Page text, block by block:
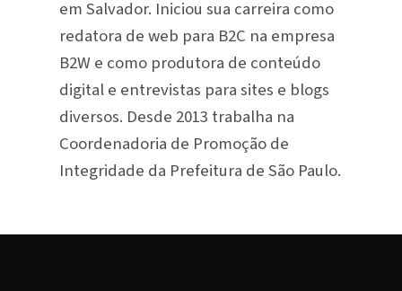
em Salvador. Iniciou sua carreira como
redatora de web para B2C na empresa
B2W e como produtora de conteúdo
digital e entrevistas para sites e blogs
diversos. Desde 2013 trabalha na
Coordenadoria de Promoção de
Integridade da Prefeitura de São Paulo.